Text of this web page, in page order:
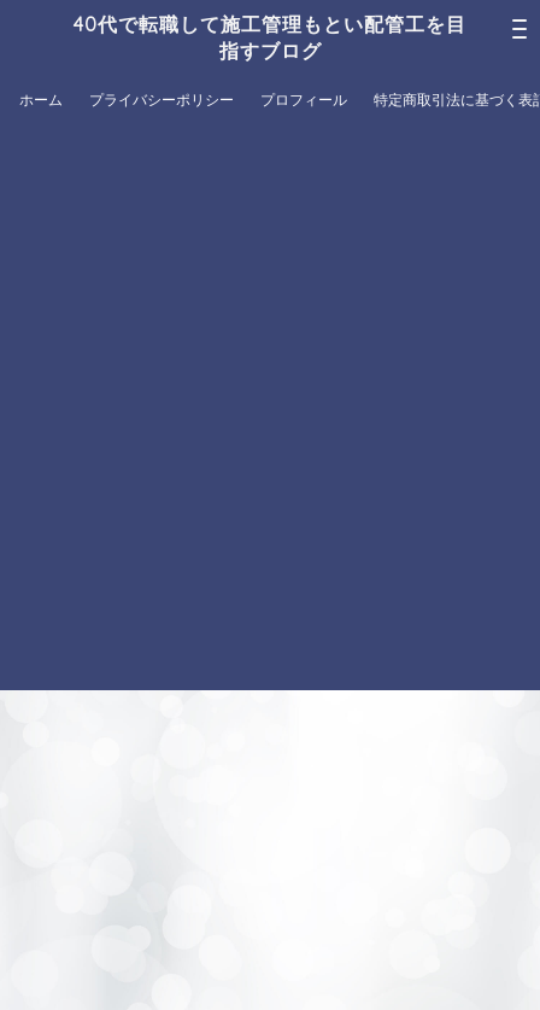
40代で転職して施工管理もとい配管工を目
指すブログ
ホーム プライバシーポリシー プロフィール 特定商取引法に基づく表